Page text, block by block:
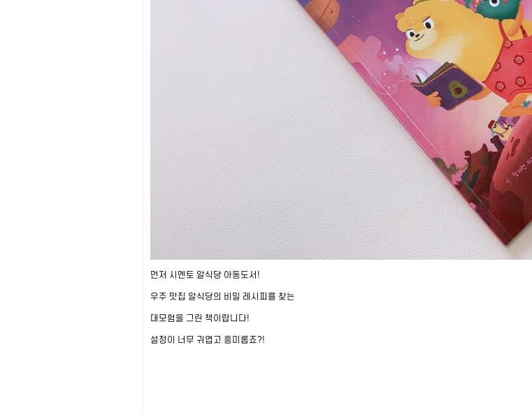
먼저 시멘토 알식당 아동도서!
우주 맛집 알식당의 비밀 레시피를 찾는
대모험을 그린 책이랍니다!
설정이 너무 귀엽고 흥미롭죠?!